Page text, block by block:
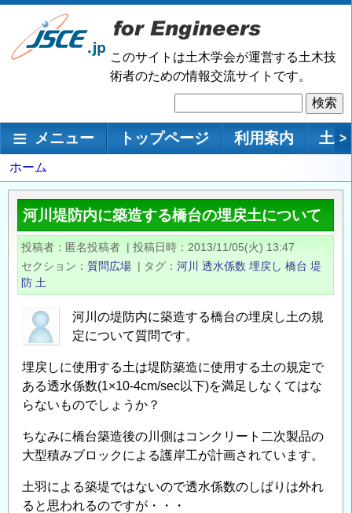
メ
ン
移
このサイトは土木学会が運営する土木技
術者のための情報交流サイトです。
索
メインナビゲーション
メニュー トップページ 利用案内 土 >
パ
ン
く
ず
ホーム
河川堤防内に築造する橋台の埋戻土について
投稿者 匿名投稿者 | 投稿日時
2013/11/05(火) 13:47
セクション
質問広場 | タグ 河川 透水係数 埋戻し 橋台 堤
防 土
河川の堤防内に築造する橋台の埋戻し土の規
定について質問です。
埋戻しに使用する土は堤防築造に使用する土の規定で
ある透水係数(1×10-4cm/sec以下)を満足しなくてはな
らないものでしょうか？
ちなみに橋台築造後の川側はコンクリート二次製品の
大型積みブロックによる護岸工が計画されています。
土羽による築堤ではないので透水係数のしばりは外れ
ると思われるのですが・・・